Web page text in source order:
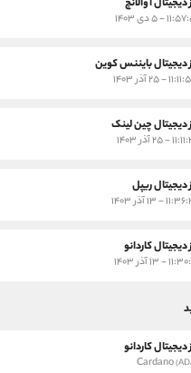
دیجیتال آوالانچ
- ۵ دی ۱۴۰۳
دیجیتال بایننس کوین
- ۲۵ آذر ۱۴۰۳
دیجیتال چین لینک
- ۲۵ آذر ۱۴۰۳
دیجیتال ریپل
- ۱۳ آذر ۱۴۰۳
دیجیتال کاردانو
- ۱۳ آذر ۱۴۰۳
دیجیتال کاردانو
Cardano